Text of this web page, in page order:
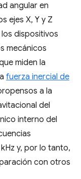
angular en
ejes X, Y y Z
dispositivos
mecánicos
miden la
fuerza inercial de
a la
del
interno del
y, por lo tanto,
con otros